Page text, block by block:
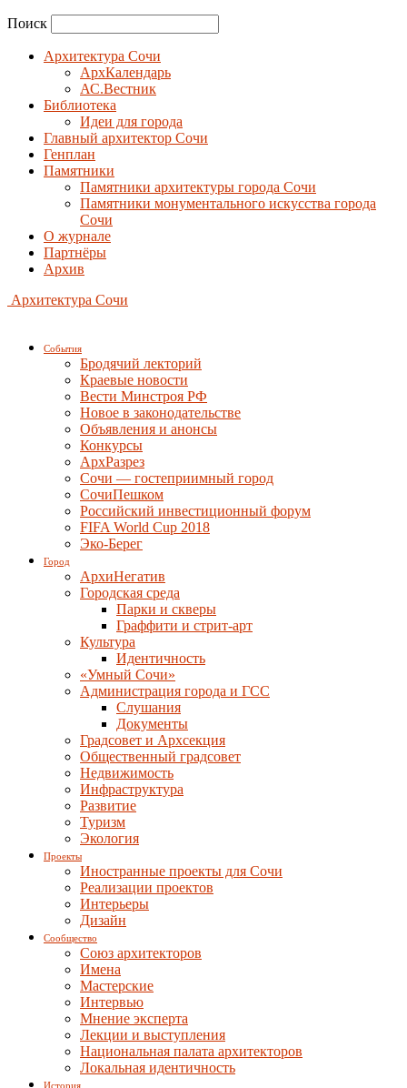
Поиск
Архитектура Сочи
АрхКалендарь
АС.Вестник
Библиотека
Идеи для города
Главный архитектор Сочи
Генплан
Памятники
Памятники архитектуры города Сочи
Памятники монументального искусства города
Сочи
О журнале
Партнёры
Архив
Архитектура Сочи
События
Бродячий лекторий
Краевые новости
Вести Минстроя РФ
Новое в законодательстве
Объявления и анонсы
Конкурсы
АрхРазрез
Сочи — гостеприимный город
СочиПешком
Российский инвестиционный форум
FIFA World Cup 2018
Эко-Берег
Город
АрхиНегатив
Городская среда
Парки и скверы
Граффити и стрит-арт
Культура
Идентичность
«Умный Сочи»
Администрация города и ГСС
Слушания
Документы
Градсовет и Архсекция
Общественный градсовет
Недвижимость
Инфраструктура
Развитие
Туризм
Экология
Проекты
Иностранные проекты для Сочи
Реализации проектов
Интерьеры
Дизайн
Сообщество
Союз архитекторов
Имена
Мастерские
Интервью
Мнение эксперта
Лекции и выступления
Национальная палата архитекторов
Локальная идентичность
История